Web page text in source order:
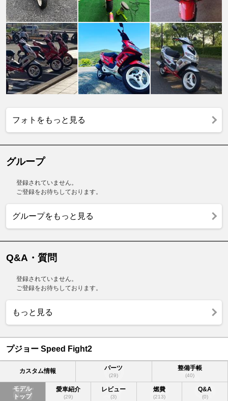
フォトをもっと見る
グループ
登録されていません。
ご登録をお待ちしております。
グループをもっと見る
Q&A・質問
登録されていません。
ご登録をお待ちしております。
もっと見る
プジョー Speed Fight2
カスタム情報 パーツ
(29)
整備手帳
(40)
モデル
トップ
愛車紹介
(29)
レビュー
(3)
燃費
(213)
Q&A
(0)